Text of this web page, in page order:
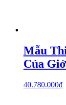
Mẫu
Của
40.780.000₫